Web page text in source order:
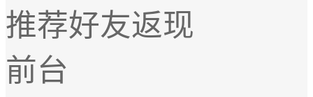
推荐好友返现
前台